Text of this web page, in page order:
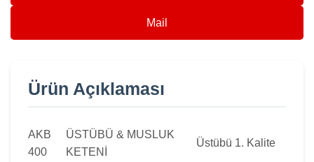
Mail
Ürün Açıklaması
AKB
400
ÜSTÜBÜ & MUSLUK
KETENİ
Üstübü 1. Kalite